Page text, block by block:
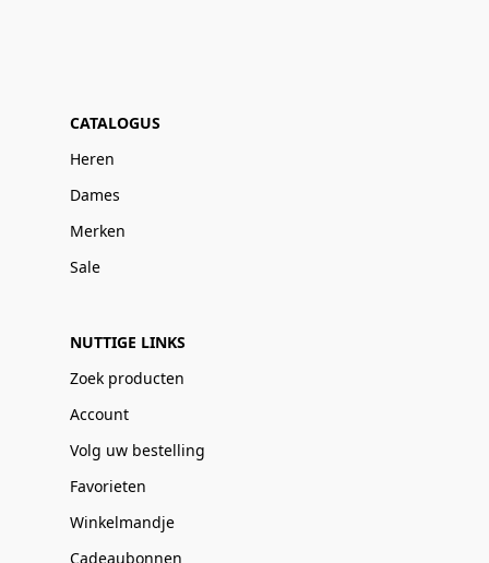
CATALOGUS
Heren
Dames
Merken
Sale
NUTTIGE LINKS
Zoek producten
Account
Volg uw bestelling
Favorieten
Winkelmandje
Cadeaubonnen